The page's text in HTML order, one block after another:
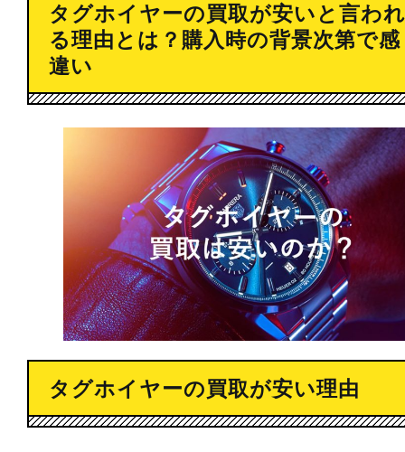
タグホイヤーの買取が安いと言わ
る理由とは？購入時の背景次第で
違い
タグホイヤーの買取が安い理由